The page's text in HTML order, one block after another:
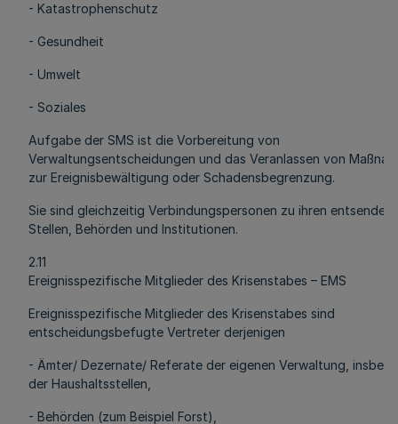
- Katastrophenschutz
- Gesundheit
- Umwelt
- Soziales
Aufgabe der SMS ist die Vorbereitung von
Verwaltungsentscheidungen und das Veranlassen von
zur Ereignisbewältigung oder Schadensbegrenzung.
Sie sind gleichzeitig Verbindungspersonen zu ihren
Stellen, Behörden und Institutionen.
2.11
Ereignisspezifische Mitglieder des Krisenstabes – EMS
Ereignisspezifische Mitglieder des Krisenstabes sind
entscheidungsbefugte Vertreter derjenigen
- Ämter/ Dezernate/ Referate der eigenen Verwaltung,
der Haushaltsstellen,
- Behörden (zum Beispiel Forst),